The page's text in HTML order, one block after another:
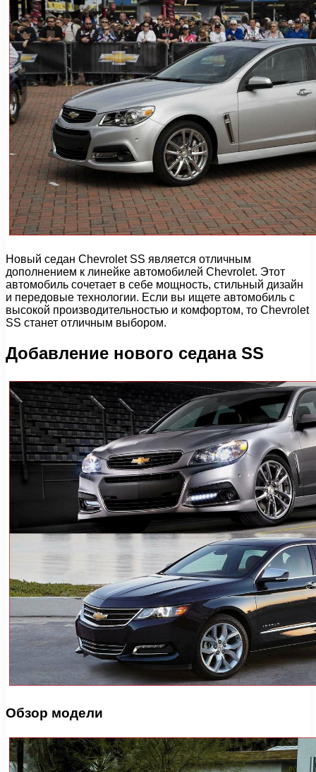
Новый седан Chevrolet SS является отличным
дополнением к линейке автомобилей Chevrolet. Этот
автомобиль сочетает в себе мощность, стильный дизайн
и передовые технологии. Если вы ищете автомобиль с
высокой производительностью и комфортом, то Chevrolet
SS станет отличным выбором.
Добавление нового седана SS
Обзор модели